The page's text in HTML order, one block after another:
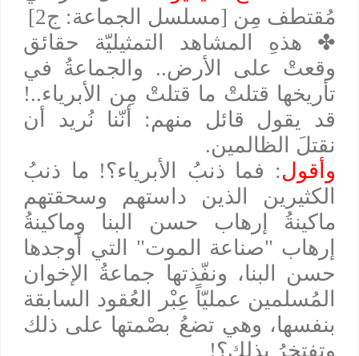
مُقتطف مِن [مسلسل الجماعة: ج2]
✤هذهِ المشاهد التمثيليّة حقائق
وقعتْ على الأرض.. والجماعةُ في
تأريخها قتلتْ ما قتلتْ مِن الأبرياء..!
قد يقول قائل منهم: أنّنا نُريد أن
نقتلَ الظالمين.
وأقول : فما ذنبُ الأبرياء؟! ما ذنبُ
الكثيرين الذين داستهم وسحقتهم
ماكينةُ إرهاب حسن البنا وماكينةُ
إرهاب "صناعة الموت" التي أوجدها
حسن البنا، ونفّذتها جماعةُ الإخوان
المُسلمين عمليّاً عِبْر العُقود السابقة
بنفسها، وهي تضعُ بصْمتها على ذلك
وتفتخرُ بذلك؟!